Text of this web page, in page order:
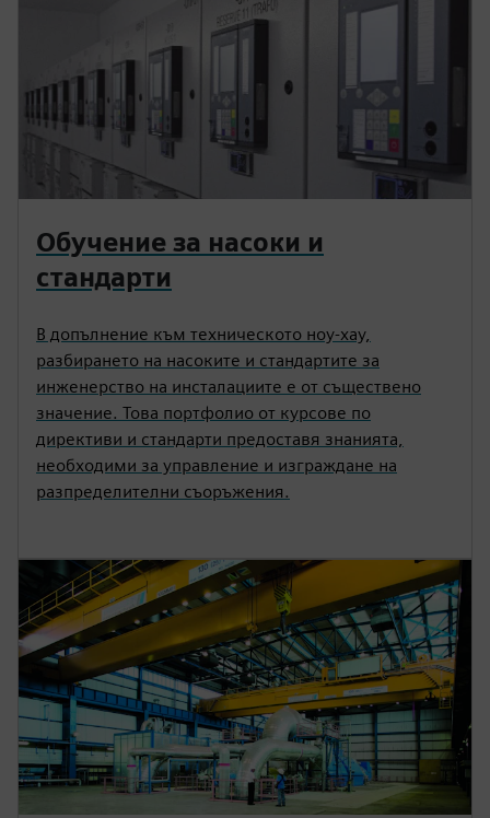
Обучение за насоки и
стандарти
В допълнение към техническото ноу-хау,
разбирането на насоките и стандартите за
инженерство на инсталациите е от съществено
значение. Това портфолио от курсове по
директиви и стандарти предоставя знанията,
необходими за управление и изграждане на
разпределителни съоръжения.